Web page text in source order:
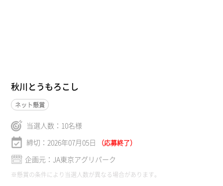
秋川とうもろこし
ネット懸賞
当選人数： 10名様
締切：2026年07月05日
（応募終了）
企画元：JA東京アグリパーク
※懸賞の条件により当選人数が異なる場合があります。